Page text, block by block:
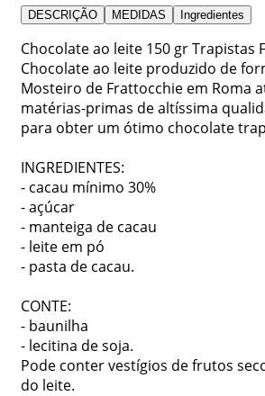
DESCRIÇÃO MEDIDAS Ingredientes
Chocolate ao leite 150 gr Trapistas
Chocolate ao leite produzido de
Mosteiro de Frattocchie em Roma
matérias-primas de altíssima
para obter um ótimo chocolate
INGREDIENTES:
- cacau mínimo 30%
- açúcar
- manteiga de cacau
- leite em pó
- pasta de cacau.
CONTE:
- baunilha
- lecitina de soja.
Pode conter vestígios de frutos
do leite.